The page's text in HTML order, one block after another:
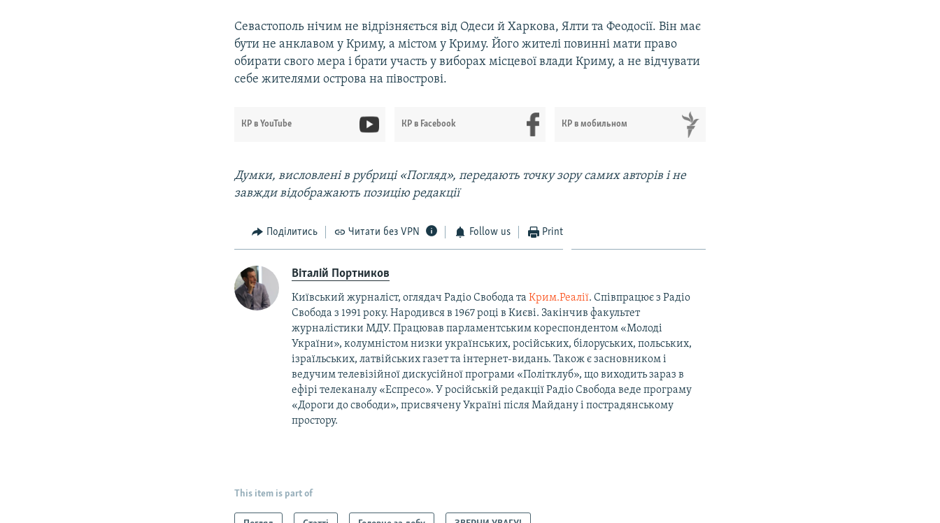
Севастополь нічим не відрізняється від Одеси й Харкова, Ялти та Феодосії. Він має
бути не анклавом у Криму, а містом у Криму. Його жителі повинні мати право
обирати свого мера і брати участь у виборах місцевої влади Криму, а не відчувати
себе жителями острова на півострові.
КР в YouTube КР в Facebook КР в мобильном
Думки, висловлені в рубриці «Погляд», передають точку зору самих авторів і не
завжди відображають позицію редакції
Поділитись Читати без VPN Follow us Print
Віталій Портников
Київський журналіст, оглядач Радіо Свобода таКрим.Реалії. Співпрацює з Радіо
Свобода з 1991 року. Народився в 1967 році в Києві. Закінчив факультет
журналістики МДУ. Працював парламентським кореспондентом «Молоді
України», колумністом низки українських, російських, білоруських, польських,
ізраїльських, латвійських газет та інтернет-видань. Також є засновником і
ведучим телевізійної дискусійної програми «Політклуб», що виходить зараз в
ефірі телеканалу «Еспресо». У російській редакції Радіо Свобода веде програму
«Дороги до свободи», присвячену Україні після Майдану і пострадянському
простору.
This item is part of